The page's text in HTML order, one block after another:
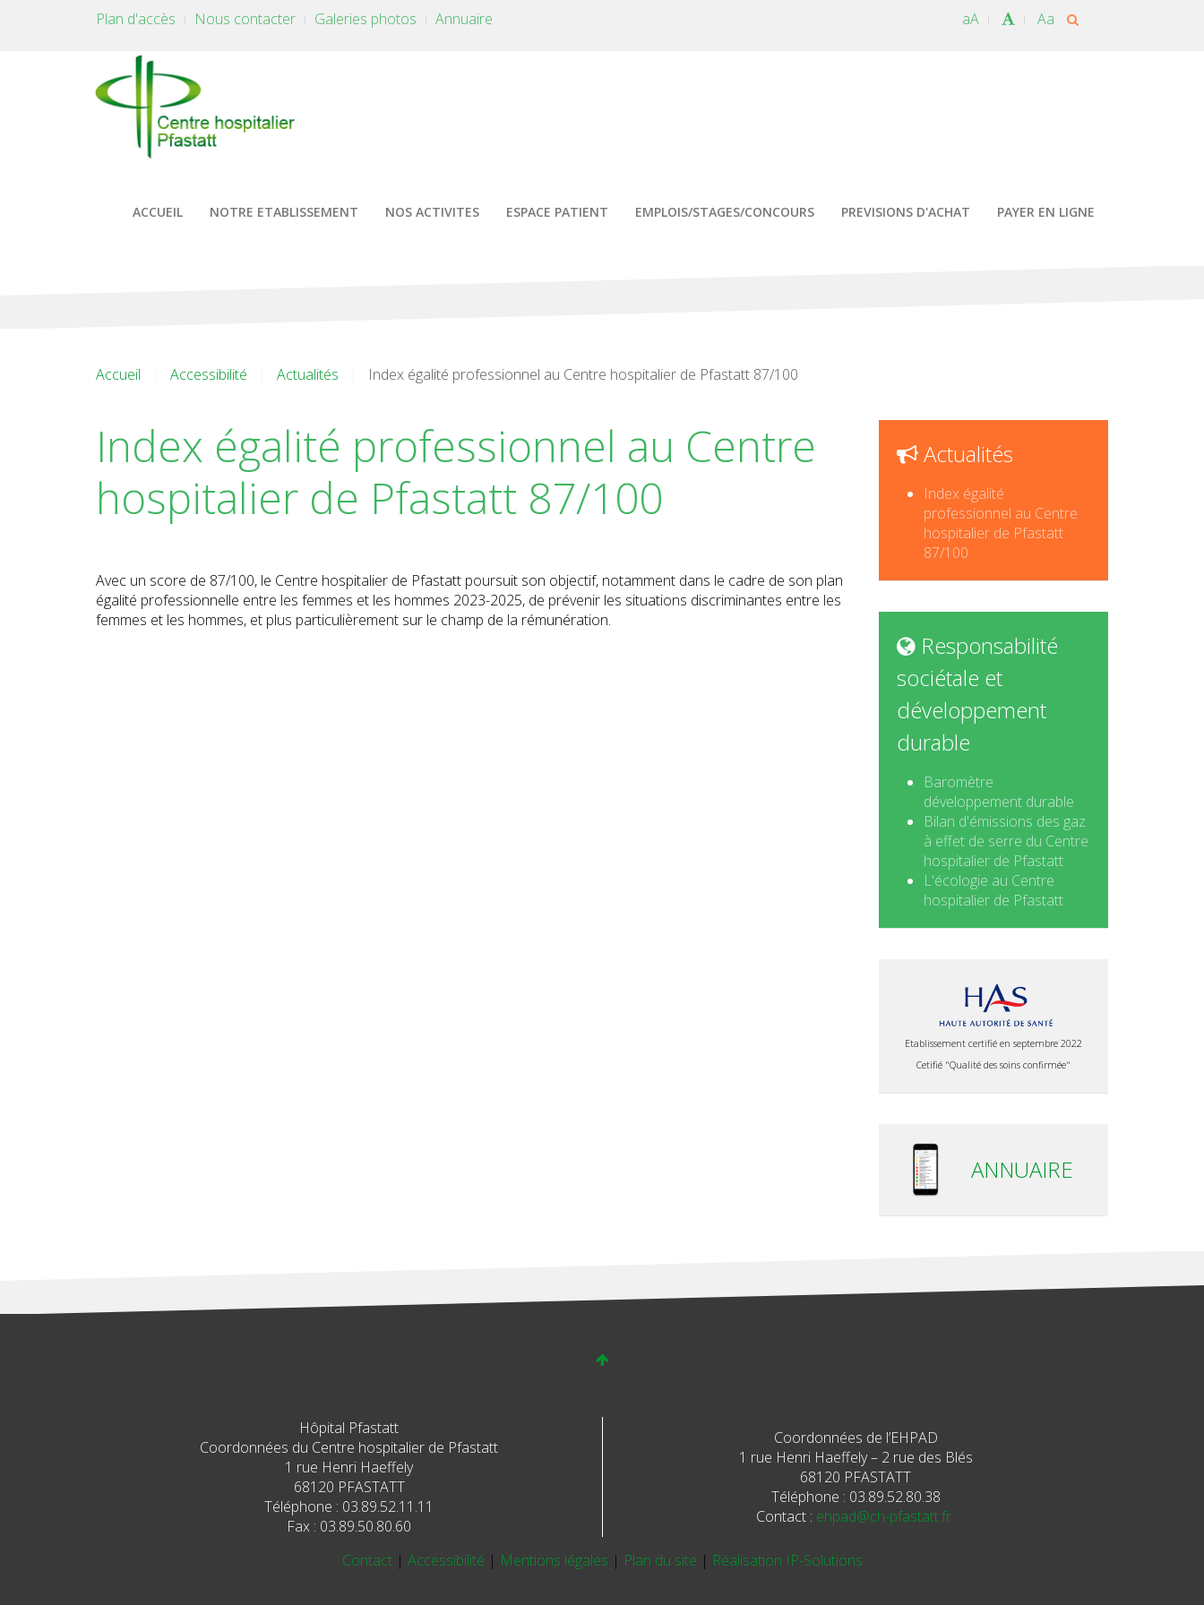
Plan d'accès Nous contacter Galeries photos Annuaire aA Aa
ACCUEIL NOTRE ETABLISSEMENT NOS ACTIVITES ESPACE PATIENT EMPLOIS/STAGES/CONCOURS PREVISIONS D'ACHAT PAYER EN LIGNE
Accueil Accessibilité Actualités Index égalité professionnel au Centre hospitalier de Pfastatt 87/100
Index égalité professionnel au Centre
hospitalier de Pfastatt 87/100
Avec un score de 87/100, le Centre hospitalier de Pfastatt poursuit son objectif, notamment dans le cadre de son plan
égalité professionnelle entre les femmes et les hommes 2023-2025, de prévenir les situations discriminantes entre les
femmes et les hommes, et plus particulièrement sur le champ de la rémunération.
Actualités
Index égalité
professionnel au Centre
hospitalier de Pfastatt
87/100
Responsabilité
sociétale et
développement
durable
Baromètre
développement durable
Bilan d'émissions des gaz
à effet de serre du Centre
hospitalier de Pfastatt
L'écologie au Centre
hospitalier de Pfastatt
Etablissement certifié en septembre 2022
Cetifié "Qualité des soins confirmée"
ANNUAIRE
Hôpital Pfastatt
Coordonnées du Centre hospitalier de Pfastatt
1 rue Henri Haeffely
68120 PFASTATT
Téléphone : 03.89.52.11.11
Fax : 03.89.50.80.60
Coordonnées de l’EHPAD
1 rue Henri Haeffely – 2 rue des Blés
68120 PFASTATT
Téléphone : 03.89.52.80.38
Contact : ehpad@ch-pfastatt.fr
Contact | Accessibilité | Mentions légales | Plan du site | Réalisation IP-Solutions